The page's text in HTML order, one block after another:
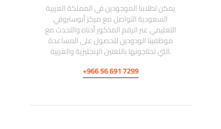
يمكن لطلابنا الموجودين في المملكة العربية
السعودية التواصل مع مركز أبوستروفي
التعليمي عبر الرقم المذكور أدناه والتحدث مع
موظفينا الودودين للحصول على المساعدة
التي تحتاجونها باللغتين الإنجليزية والعربية.
+966 56 691 7299